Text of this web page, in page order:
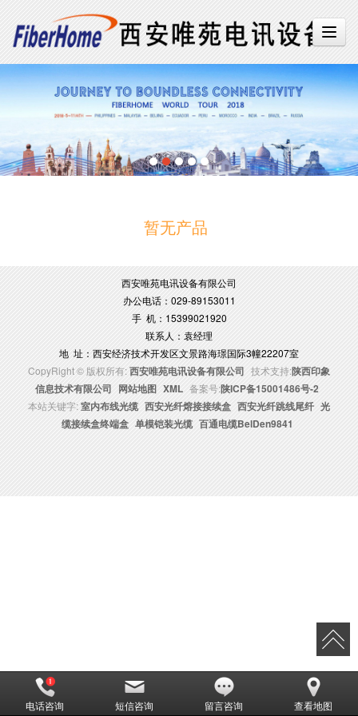
暂无产品
西安唯苑电讯设备有限公司
办公电话：029-89153011
手 机：15399021920
联系人：袁经理
地 址：西安经济技术开发区文景路海璟国际3幢22207室
CopyRight © 版权所有:西安唯苑电讯设备有限公司 技术支持:陕西印象
信息技术有限公司 网站地图 XML 备案号:陕ICP备15001486号-2
本站关键字:室内布线光缆 西安光纤熔接接续盒 西安光纤跳线尾纤 光
缆接续盒终端盒 单模铠装光缆 百通电缆BelDen9841
电话咨询 短信咨询 留言咨询 查看地图